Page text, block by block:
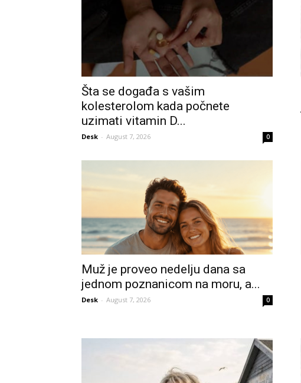
Šta se događa s vašim
kolesterolom kada počnete
uzimati vitamin D...
Desk - August 7, 2026 0
Muž je proveo nedelju dana sa
jednom poznanicom na moru, a...
Desk - August 7, 2026 0